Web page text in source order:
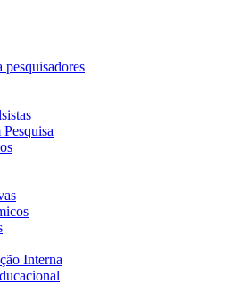
Interna